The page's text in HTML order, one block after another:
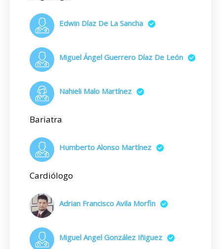
Edwin Díaz De La Sancha
Miguel Ángel Guerrero Díaz De León
Nahieli Malo Martínez
Bariatra
Humberto Alonso Martínez
Cardiólogo
Adrian Francisco Avila Morfin
Miguel Angel González Iñiguez